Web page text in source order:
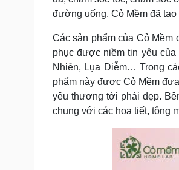
đường uống. Cỏ Mềm đã
Các sản phẩm của Cỏ Mềm
phục được niềm tin yêu
Nhiên, Lụa Diễm… Trong
phẩm này được Cỏ Mềm
yêu thương tới phái đẹp.
chung với các họa tiết, tông